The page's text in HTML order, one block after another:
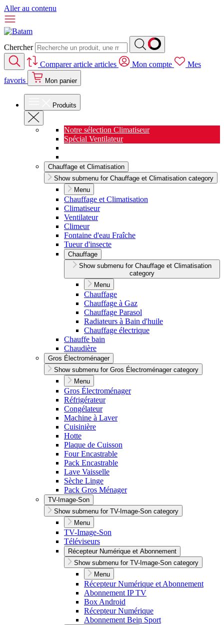
Aller au contenu
Chercher
Comparerarticle articles Mon compte
Mes
favoris
Mon panier
Produits
Notre sélection Climatiseur
Spécial Ventilateur
Chauffage et Climatisation
Show submenu for Chauffage et Climatisation category
Menu
Chauffage et Climatisation
Climatiseur
Ventilateur
Climeur
Fontaine d'eau Fraîche
Tueur d'insecte
Chauffage
Show submenu for Chauffage et Climatisation
category
Menu
Chauffage
Chauffage à Gaz
Chauffage Parasol
Radiateurs à Bain d'huile
Chauffage électrique
Chauffe bain
Chaudière
Gros Électroménager
Show submenu for Gros Électroménager category
Menu
Gros Électroménager
Réfrigérateur
Congélateur
Machine à Laver
Cuisinière
Hotte
Plaque de Cuisson
Four Encastrable
Pack Encastrable
Lave Vaisselle
Sèche Linge
Pack Gros Ménager
TV-Image-Son
Show submenu for TV-Image-Son category
Menu
TV-Image-Son
Téléviseurs
Récepteur Numérique et Abonnement
Show submenu for TV-Image-Son category
Menu
Récepteur Numérique et Abonnement
Abonnement IP TV
Box Android
Récepteur Numérique
Abonnement Bein Sport